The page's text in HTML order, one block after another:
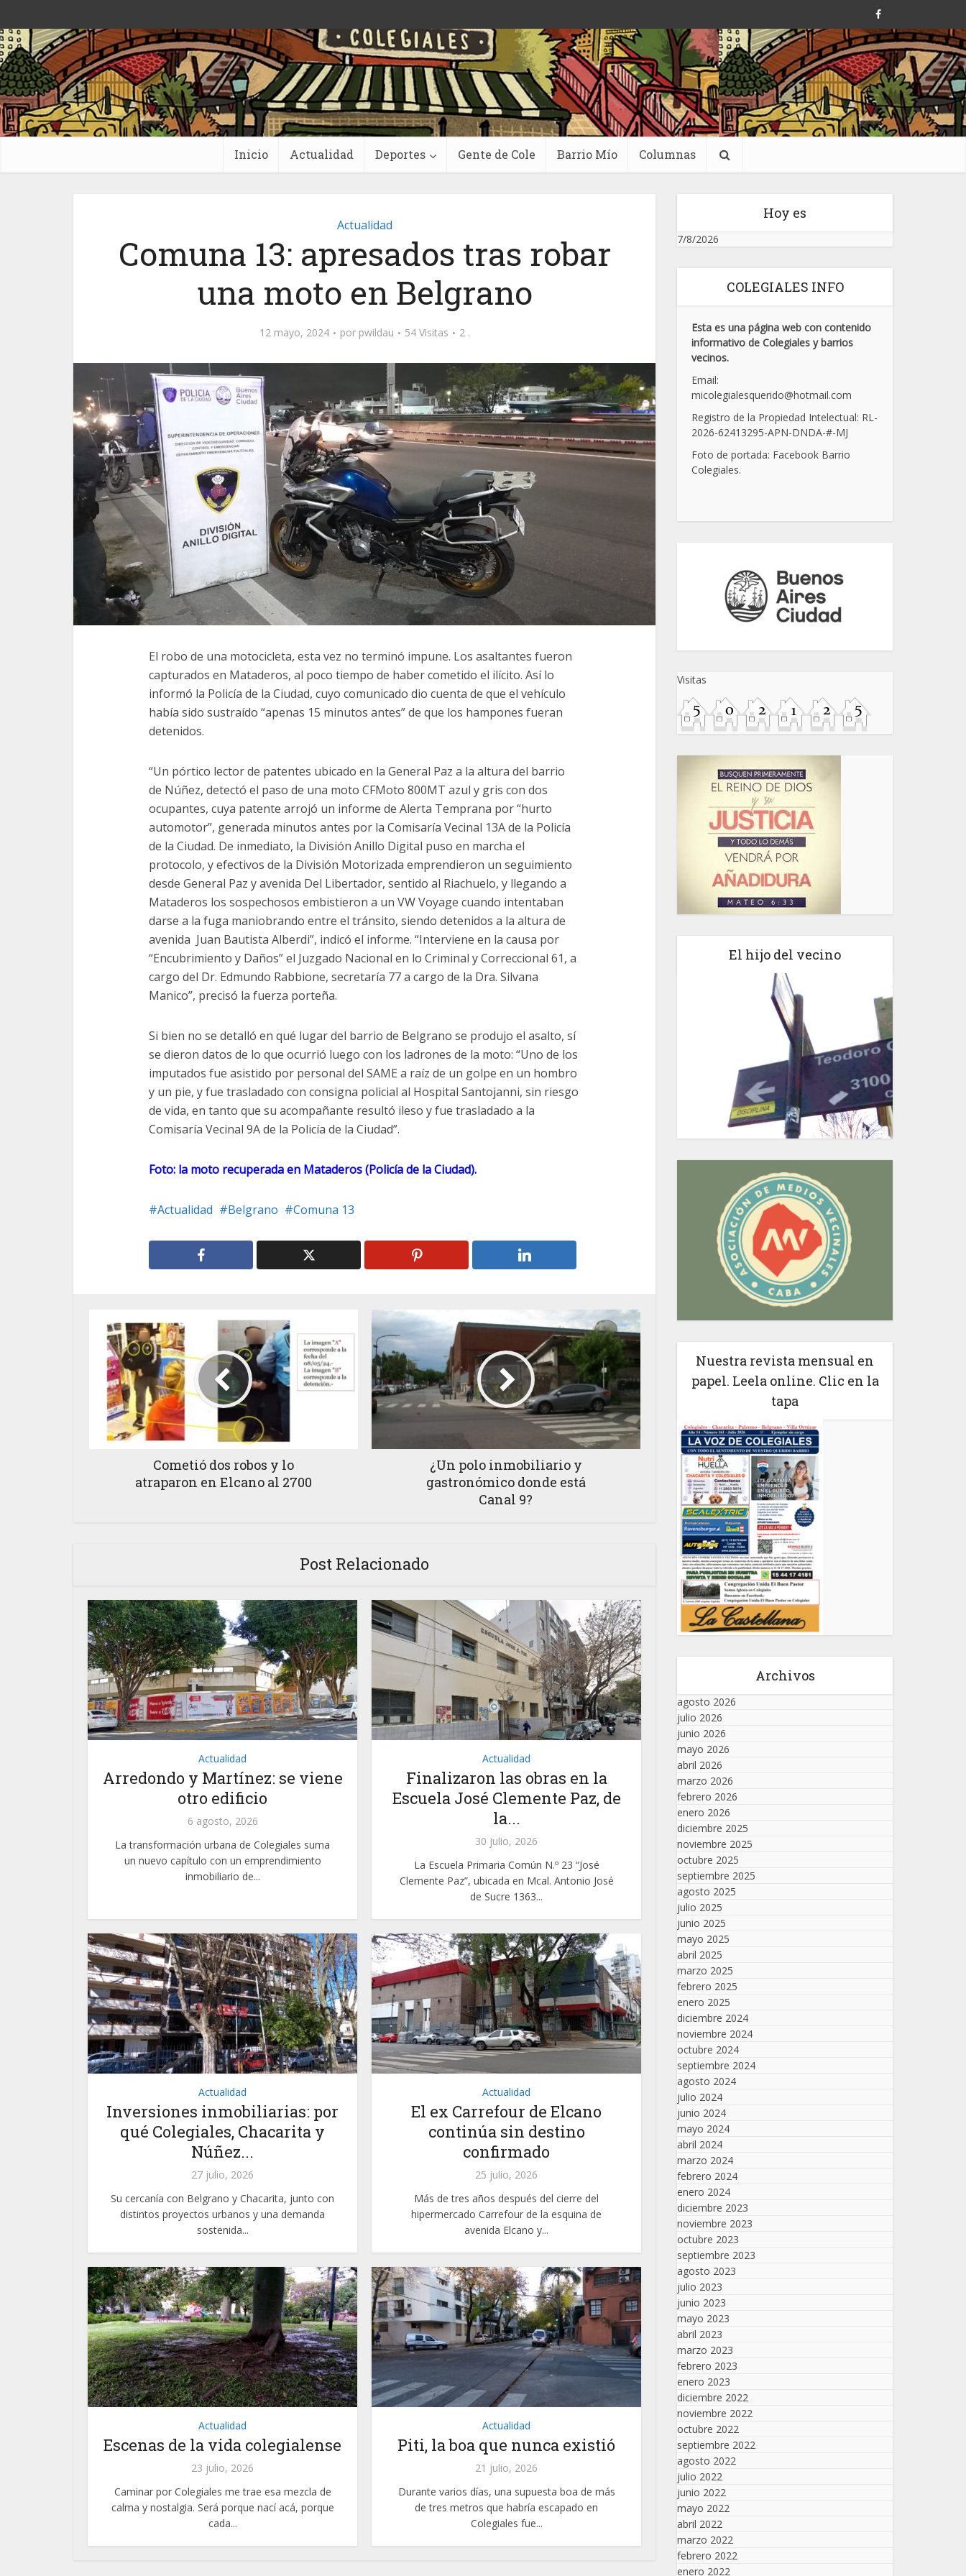
Inicio Actualidad Deportes Gente de Cole Barrio Mío Columnas
Actualidad
Comuna 13: apresados tras robar
una moto en Belgrano
12 mayo, 2024 por pwildau 54 Visitas 2 .
El robo de una motocicleta, esta vez no terminó impune. Los asaltantes fueron
capturados en Mataderos, al poco tiempo de haber cometido el ilícito. Así lo
informó la Policía de la Ciudad, cuyo comunicado dio cuenta de que el vehículo
había sido sustraído “apenas 15 minutos antes” de que los hampones fueran
detenidos.
“Un pórtico lector de patentes ubicado en la General Paz a la altura del barrio
de Núñez, detectó el paso de una moto CFMoto 800MT azul y gris con dos
ocupantes, cuya patente arrojó un informe de Alerta Temprana por “hurto
automotor”, generada minutos antes por la Comisaría Vecinal 13A de la Policía
de la Ciudad. De inmediato, la División Anillo Digital puso en marcha el
protocolo, y efectivos de la División Motorizada emprendieron un seguimiento
desde General Paz y avenida Del Libertador, sentido al Riachuelo, y llegando a
Mataderos los sospechosos embistieron a un VW Voyage cuando intentaban
darse a la fuga maniobrando entre el tránsito, siendo detenidos a la altura de
avenida Juan Bautista Alberdi”, indicó el informe. “Interviene en la causa por
“Encubrimiento y Daños” el Juzgado Nacional en lo Criminal y Correccional 61, a
cargo del Dr. Edmundo Rabbione, secretaría 77 a cargo de la Dra. Silvana
Manico”, precisó la fuerza porteña.
Si bien no se detalló en qué lugar del barrio de Belgrano se produjo el asalto, sí
se dieron datos de lo que ocurrió luego con los ladrones de la moto: “Uno de los
imputados fue asistido por personal del SAME a raíz de un golpe en un hombro
y un pie, y fue trasladado con consigna policial al Hospital Santojanni, sin riesgo
de vida, en tanto que su acompañante resultó ileso y fue trasladado a la
Comisaría Vecinal 9A de la Policía de la Ciudad”.
Foto: la moto recuperada en Mataderos (Policía de la Ciudad).
Actualidad Belgrano Comuna 13
Cometió dos robos y lo
atraparon en Elcano al 2700
¿Un polo inmobiliario y
gastronómico donde está
Canal 9?
Post Relacionado
Actualidad
Arredondo y Martínez: se viene
otro edificio
6 agosto, 2026
La transformación urbana de Colegiales suma
un nuevo capítulo con un emprendimiento
inmobiliario de...
Actualidad
Finalizaron las obras en la
Escuela José Clemente Paz, de
la...
30 julio, 2026
La Escuela Primaria Común N.º 23 “José
Clemente Paz”, ubicada en Mcal. Antonio José
de Sucre 1363...
Actualidad
Inversiones inmobiliarias: por
qué Colegiales, Chacarita y
Núñez...
27 julio, 2026
Su cercanía con Belgrano y Chacarita, junto con
distintos proyectos urbanos y una demanda
sostenida...
Actualidad
El ex Carrefour de Elcano
continúa sin destino
confirmado
25 julio, 2026
Más de tres años después del cierre del
hipermercado Carrefour de la esquina de
avenida Elcano y...
Actualidad
Escenas de la vida colegialense
23 julio, 2026
Caminar por Colegiales me trae esa mezcla de
calma y nostalgia. Será porque nací acá, porque
cada...
Actualidad
Piti, la boa que nunca existió
21 julio, 2026
Durante varios días, una supuesta boa de más
de tres metros que habría escapado en
Colegiales fue...
Hoy es
7/8/2026
COLEGIALES INFO
Esta es una página web con contenido
informativo de Colegiales y barrios
vecinos.
Email:
micolegialesquerido@hotmail.com
Registro de la Propiedad Intelectual: RL-
2026-62413295-APN-DNDA-#-MJ
Foto de portada: Facebook Barrio
Colegiales.
Visitas
El hijo del vecino
Nuestra revista mensual en
papel. Leela online. Clic en la
tapa
Archivos
agosto 2026
julio 2026
junio 2026
mayo 2026
abril 2026
marzo 2026
febrero 2026
enero 2026
diciembre 2025
noviembre 2025
octubre 2025
septiembre 2025
agosto 2025
julio 2025
junio 2025
mayo 2025
abril 2025
marzo 2025
febrero 2025
enero 2025
diciembre 2024
noviembre 2024
octubre 2024
septiembre 2024
agosto 2024
julio 2024
junio 2024
mayo 2024
abril 2024
marzo 2024
febrero 2024
enero 2024
diciembre 2023
noviembre 2023
octubre 2023
septiembre 2023
agosto 2023
julio 2023
junio 2023
mayo 2023
abril 2023
marzo 2023
febrero 2023
enero 2023
diciembre 2022
noviembre 2022
octubre 2022
septiembre 2022
agosto 2022
julio 2022
junio 2022
mayo 2022
abril 2022
marzo 2022
febrero 2022
enero 2022